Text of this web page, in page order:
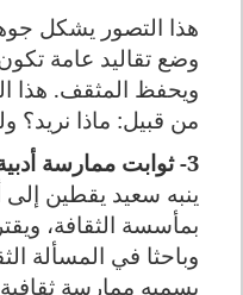
هذا التصور يشكل
وضع تقاليد عامة
ويحفظ المثقف. هذا
من قبيل: ماذا نريد؟
3- ثوابت ممارسة أدبية جديدة
ينبه سعيد يقطين
بمأسسة الثقافة،
يسميه ممارسة